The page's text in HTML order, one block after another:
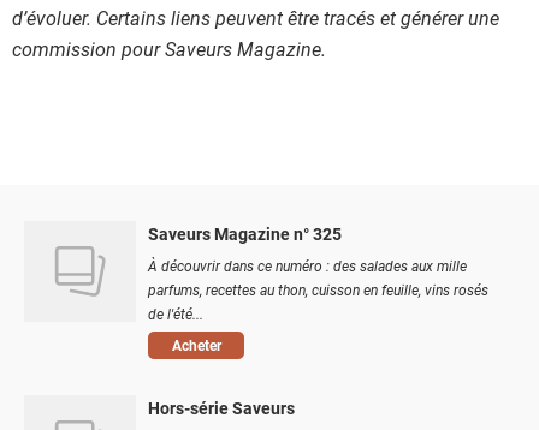
d’évoluer. Certains liens peuvent être tracés et générer une
commission pour Saveurs Magazine.
Saveurs Magazine n° 325
À découvrir dans ce numéro : des salades aux mille
parfums, recettes au thon, cuisson en feuille, vins rosés
de l'été...
Acheter
Hors-série Saveurs